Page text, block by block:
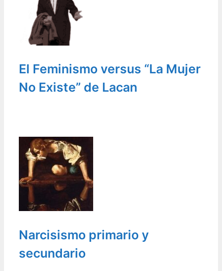
El Feminismo versus “La Mujer
No Existe” de Lacan
Narcisismo primario y
secundario